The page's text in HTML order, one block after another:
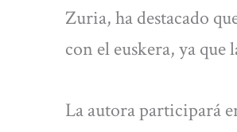
Zuria, ha destacado
con el euskera, ya que
La autora participará